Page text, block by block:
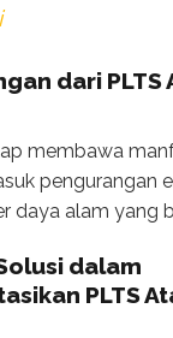
dari PLTS
membawa
pengurangan
daya alam yang
dalam
PLTS